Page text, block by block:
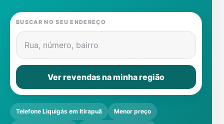
Gás
Contatos
BUSCAR NO SEU ENDEREÇO
Rua, número, bairro
Ver revendas na minha região
Telefone Liquigás em Itirapuã Menor preço